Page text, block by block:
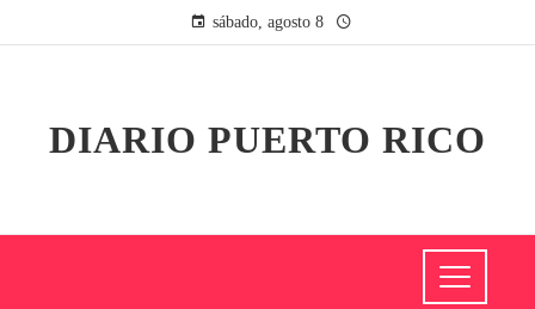
sábado, agosto 8
DIARIO PUERTO RICO